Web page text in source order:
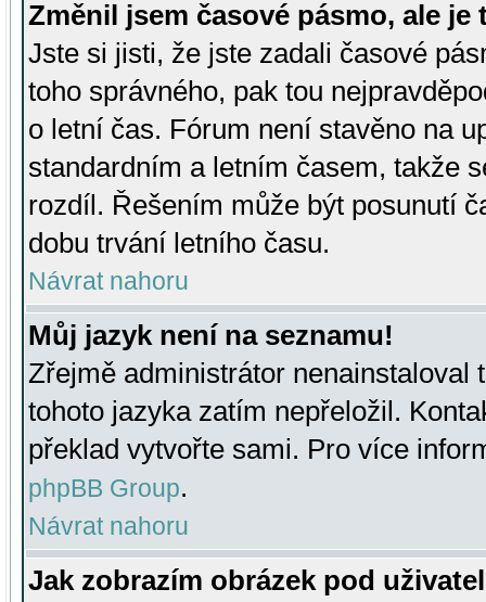
Změnil jsem časové pásmo, ale je
Jste si jisti, že jste zadali časové
toho správného, pak tou
o letní čas. Fórum není stavěno na
standardním a letním časem, takže
rozdíl. Řešením může být posunutí
dobu trvání letního času.
Návrat nahoru
Můj jazyk není na seznamu!
Zřejmě administrátor nenainstaloval
tohoto jazyka zatím nepřeložil.
překlad vytvořte sami. Pro více
phpBB Group.
Návrat nahoru
Jak zobrazím obrázek pod